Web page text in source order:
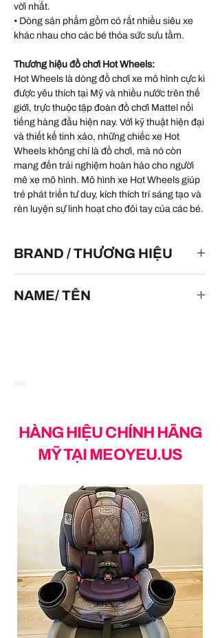
vời nhất.
• Dòng sản phẩm gồm có rất nhiều siêu xe
khác nhau cho các bé thỏa sức sưu tầm.
Thương hiệu đồ chơi Hot Wheels:
Hot Wheels là dòng đồ chơi xe mô hình cực kì
được yêu thích tại Mỹ và nhiều nước trên thế
giới, trực thuộc tập đoàn đồ chơi Mattel nổi
tiếng hàng đầu hiện nay. Với kỹ thuật hiện đại
và thiết kế tinh xảo, những chiếc xe Hot
Wheels không chỉ là đồ chơi, mà nó còn
mang đến trải nghiệm hoàn hảo cho người
mê xe mô hình. Mô hình xe Hot Wheels giúp
trẻ phát triển tư duy, kích thích trí sáng tạo và
rèn luyện sự linh hoạt cho đôi tay của các bé.
BRAND / THƯƠNG HIỆU
NAME/ TÊN
SEO
HÀNG HIỆU CHÍNH HÃNG
MỸ TẠI MEOYEU.US